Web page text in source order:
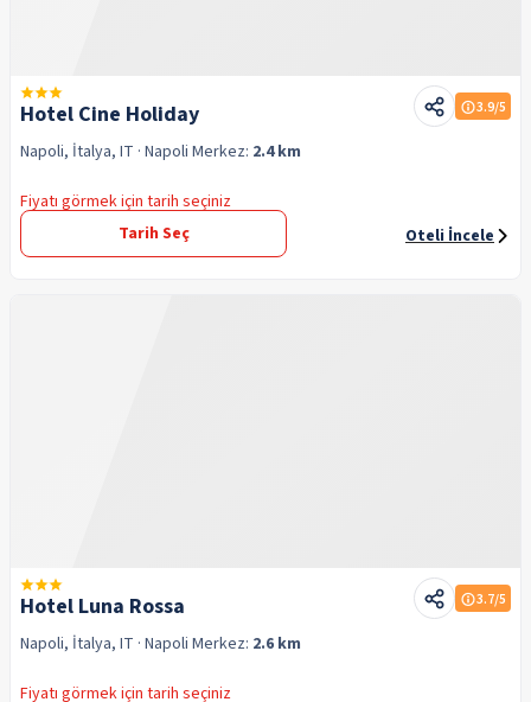
Hotel Cine Holiday 3.9/5
Napoli, İtalya, IT · Napoli Merkez: 2.4 km
Fiyatı görmek için tarih seçiniz
Tarih Seç
Oteli İncele
Hotel Luna Rossa 3.7/5
Napoli, İtalya, IT · Napoli Merkez: 2.6 km
Fiyatı görmek için tarih seçiniz